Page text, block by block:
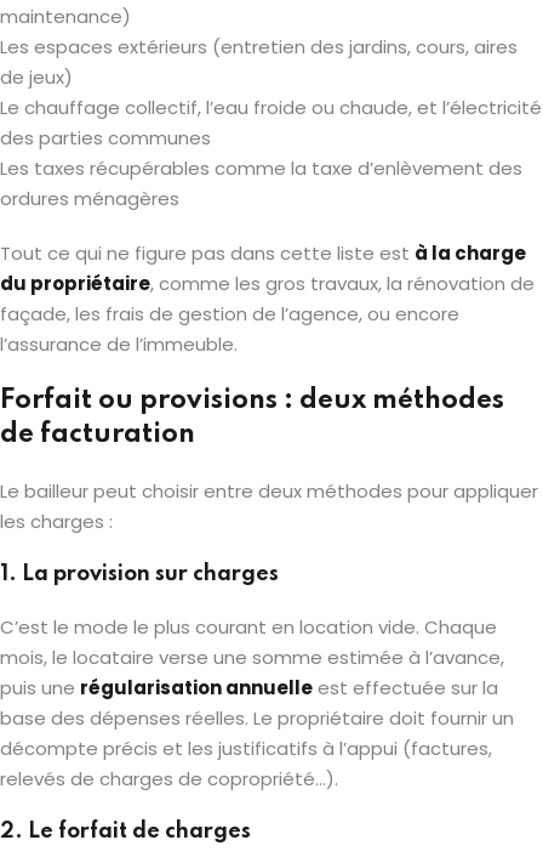
maintenance)
Les espaces extérieurs (entretien des jardins, cours, aires
de jeux)
Le chauffage collectif, l’eau froide ou chaude, et l’électricité
des parties communes
Les taxes récupérables comme la taxe d’enlèvement des
ordures ménagères
Tout ce qui ne figure pas dans cette liste est à la charge
du propriétaire, comme les gros travaux, la rénovation de
façade, les frais de gestion de l’agence, ou encore
l’assurance de l’immeuble.
Forfait ou provisions : deux méthodes
de facturation
Le bailleur peut choisir entre deux méthodes pour appliquer
les charges :
1. La provision sur charges
C’est le mode le plus courant en location vide. Chaque
mois, le locataire verse une somme estimée à l’avance,
puis une régularisation annuelleest effectuée sur la
base des dépenses réelles. Le propriétaire doit fournir un
décompte précis et les justificatifs à l’appui (factures,
relevés de charges de copropriété…).
2. Le forfait de charges